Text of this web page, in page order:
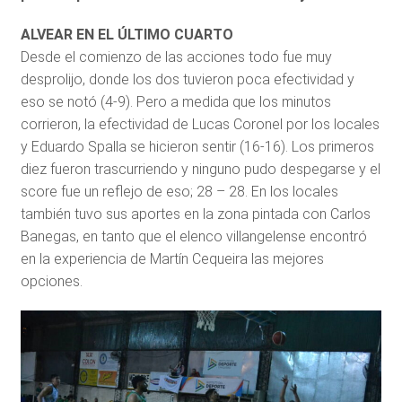
ALVEAR EN EL ÚLTIMO CUARTO
Desde el comienzo de las acciones todo fue muy
desprolijo, donde los dos tuvieron poca efectividad y
eso se notó (4-9). Pero a medida que los minutos
corrieron, la efectividad de Lucas Coronel por los locales
y Eduardo Spalla se hicieron sentir (16-16). Los primeros
diez fueron trascurriendo y ninguno pudo despegarse y el
score fue un reflejo de eso; 28 – 28. En los locales
también tuvo sus aportes en la zona pintada con Carlos
Banegas, en tanto que el elenco villangelense encontró
en la experiencia de Martín Cequeira las mejores
opciones.